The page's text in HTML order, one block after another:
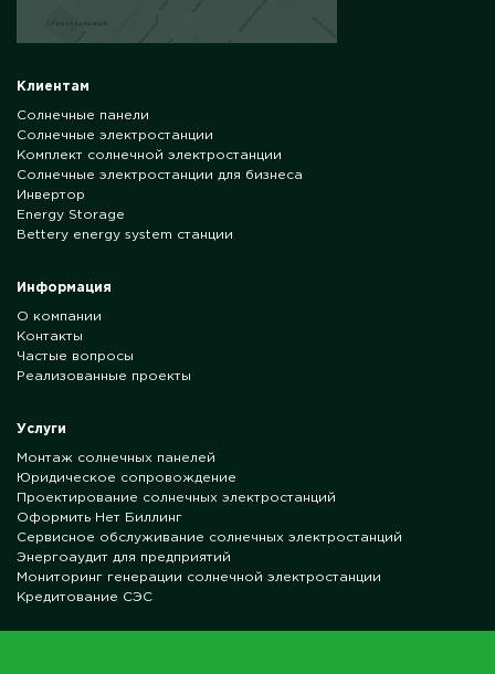
Клиентам
Солнечные панели
Солнечные электростанции
Комплект солнечной электростанции
Солнечные электростанции для бизнеса
Инвертор
Energy Storage
Bettery energy system станции
Информация
О компании
Контакты
Частые вопросы
Реализованные проекты
Услуги
Монтаж солнечных панелей
Юридическое сопровождение
Проектирование солнечных электростанций
Оформить Нет Биллинг
Сервисное обслуживание солнечных электростанций
Энергоаудит для предприятий
Мониторинг генерации солнечной электростанции
Кредитование СЭС